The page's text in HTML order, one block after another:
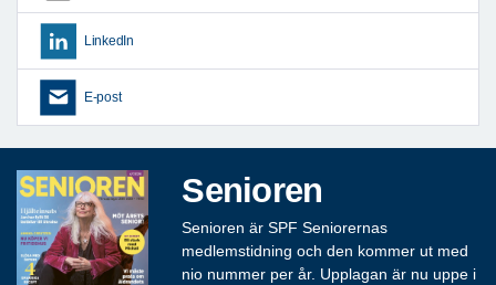
LinkedIn
E-post
Senioren
Senioren är SPF Seniorernas
medlemstidning och den kommer ut med
nio nummer per år. Upplagan är nu uppe i